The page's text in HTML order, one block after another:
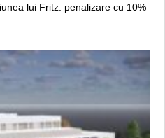
lui Fritz: penalizare cu 10%